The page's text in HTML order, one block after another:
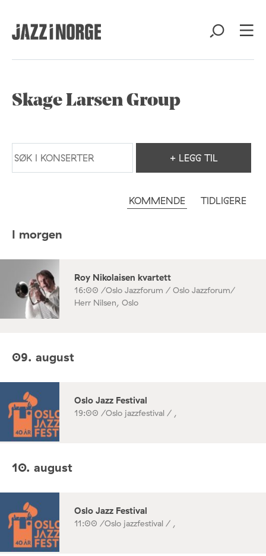
Skage Larsen Group
+ LEGG TIL
KOMMENDE TIDLIGERE
I morgen
Roy Nikolaisen kvartett
16:00 /Oslo Jazzforum / Oslo Jazzforum/
Herr Nilsen, Oslo
09. august
Oslo Jazz Festival
19:00 /Oslo jazzfestival / ,
10. august
Oslo Jazz Festival
11:00 /Oslo jazzfestival / ,